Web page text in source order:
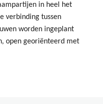
in heel het
verbinding tussen
worden ingeplant
open georiënteerd met